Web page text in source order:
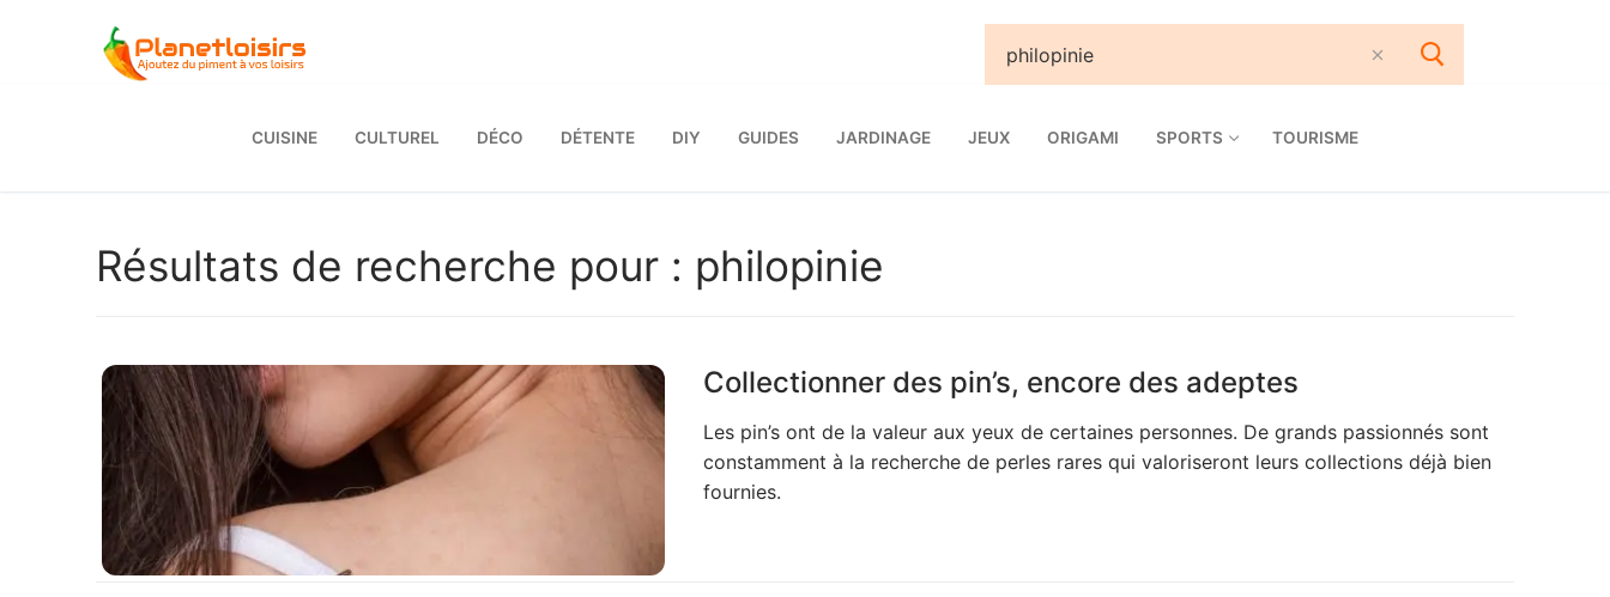
CUISINE CULTUREL DÉCO DÉTENTE DIY GUIDES JARDINAGE JEUX ORIGAMI SPORTS TOURISME
Résultats de recherche pour : philopinie
Collectionner des pin’s, encore des adeptes
Les pin’s ont de la valeur aux yeux de certaines personnes. De grands passionnés sont
constamment à la recherche de perles rares qui valoriseront leurs collections déjà bien
fournies.